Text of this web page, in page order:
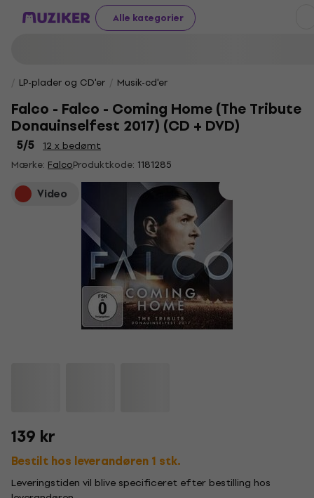
Alle kategorier
LP-plader og CD'er Musik-cd'er
Falco - Falco - Coming Home (The Tribute
Donauinselfest 2017) (CD + DVD)
5/5
12 x bedømt
Mærke: FalcoProduktkode: 1181285
Video
139 kr
Bestilt hos leverandøren 1 stk.
Leveringstiden vil blive specificeret efter bestilling hos